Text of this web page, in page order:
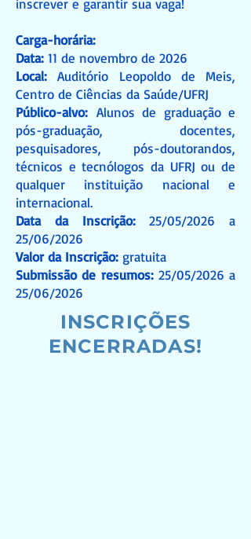
inscrever e garantir sua vaga!
Carga-horária:
Data: 11 de novembro de 2026
Local:Auditório Leopoldo de Meis,
Centro de Ciências da Saúde/UFRJ
Público-alvo: Alunos de graduação e
pós-graduação, docentes,
pesquisadores, pós-doutorandos,
técnicos e tecnólogos da UFRJ ou de
qualquer instituição nacional e
internacional.
Data da Inscrição:25/05/2026 a
25/06/2026
Valor da Inscrição: gratuita
Submissão de resumos: 25/05/2026 a
25/06/2026
INSCRIÇÕES
ENCERRADAS!